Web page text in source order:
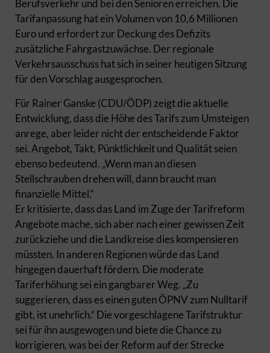
Berufsverkehr und bei den Senioren erreichen. Die
Tarifanpassung hat ein Volumen von 10,6 Millionen
Euro und erfordert zur Deckung des Defizits
zusätzliche Fahrgastzuwächse. Der regionale
Verkehrsausschuss hat sich in seiner heutigen Sitzung
für den Vorschlag ausgesprochen.
Für Rainer Ganske (CDU/ÖDP) zeigt die aktuelle
Entwicklung, dass die Höhe des Tarifs zum Umsteigen
anrege, aber leider nicht der entscheidende Faktor
sei. Angebot, Takt, Pünktlichkeit und Qualität seien
ebenso bedeutend. „Wenn man an diesen
Stellschrauben drehen will, dann braucht man
finanzielle Mittel.“
Er kritisierte, dass das Land im Zuge der Tarifreform
Angebote mache, sich aber nach einer gewissen Zeit
zurückziehe und die Landkreise dies kompensieren
müssten. In anderen Regionen würde das Land
hingegen dauerhaft fördern. Die moderate
Tariferhöhung sei ein gangbarer Weg. „Zu
suggerieren, dass es einen guten ÖPNV zum Nulltarif
gibt, ist unehrlich.“ Die vorgeschlagene Tarifstruktur
sei für ihn ausgewogen und biete die Chance zu
korrigieren, was bei der Reform auf der Strecke